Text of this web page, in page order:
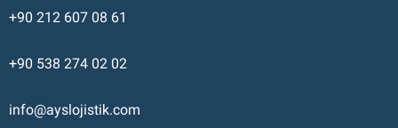
+90 212 607 08 61
+90 538 274 02 02
info@ayslojistik.com